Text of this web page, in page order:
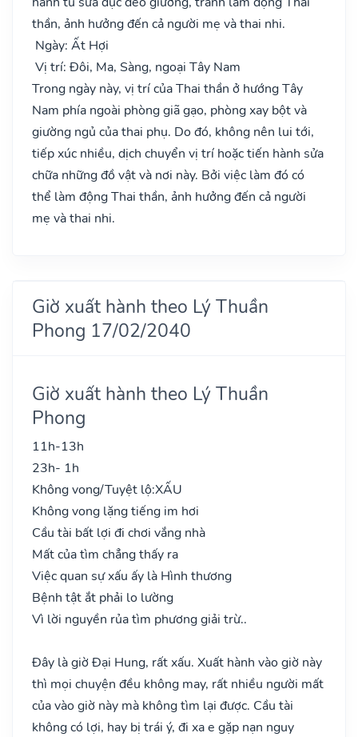
thần, ảnh hưởng đến cả người mẹ và thai nhi.
Ngày: Ất Hợi
Vị trí: Đôi, Ma, Sàng, ngoại Tây Nam
Trong ngày này, vị trí của Thai thần ở hướng Tây
Nam phía ngoài phòng giã gạo, phòng xay bột và
giường ngủ của thai phụ. Do đó, không nên lui tới,
tiếp xúc nhiều, dịch chuyển vị trí hoặc tiến hành sửa
chữa những đồ vật và nơi này. Bởi việc làm đó có
thể làm động Thai thần, ảnh hưởng đến cả người
mẹ và thai nhi.
Giờ xuất hành theo Lý Thuần
Phong 17/02/2040
Giờ xuất hành theo Lý Thuần
Phong
11h-13h
23h- 1h
Không vong/Tuyệt lộ:XẤU
Không vong lặng tiếng im hơi
Cầu tài bất lợi đi chơi vắng nhà
Mất của tìm chẳng thấy ra
Việc quan sự xấu ấy là Hình thương
Bệnh tật ắt phải lo lường
Vì lời nguyền rủa tìm phương giải trừ..
Đây là giờ Đại Hung, rất xấu. Xuất hành vào giờ này
thì mọi chuyện đều không may, rất nhiều người mất
của vào giờ này mà không tìm lại được. Cầu tài
không có lợi, hay bị trái ý, đi xa e gặp nạn nguy